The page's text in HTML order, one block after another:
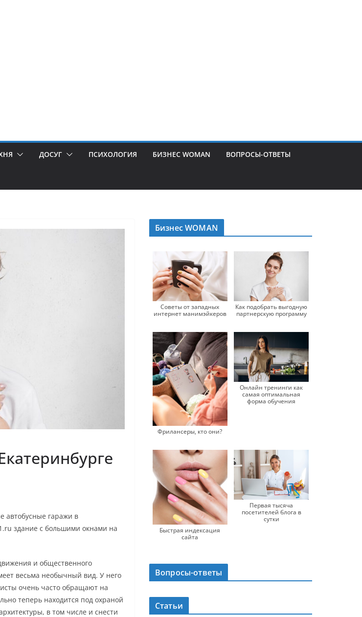
ДОСУГ ПСИХОЛОГИЯ БИЗНЕС WOMAN ВОПРОСЫ-ОТВЕТЫ
автобусные гаражи в
здание с большими окнами на
и общественного
весьма необычный вид. У него
очень часто обращают на
теперь находится под охраной
в том числе и снести
Бизнес WOMAN
Советы от западных
интернет манимэйкеров
Как подобрать выгодную
партнерскую программу
Фрилансеры, кто они?
Онлайн тренинги как
самая оптимальная
форма обучения
Быстрая индексация
сайта
Первая тысяча
посетителей блога в
сутки
Вопросы-ответы
Статьи